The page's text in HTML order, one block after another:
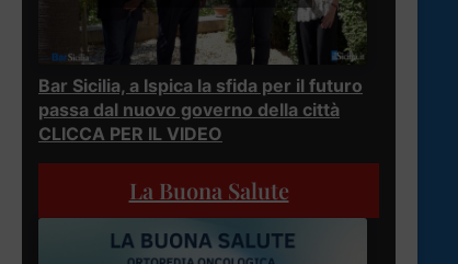
Bar Sicilia, a Ispica la sfida per il futuro
passa dal nuovo governo della città
CLICCA PER IL VIDEO
La Buona Salute